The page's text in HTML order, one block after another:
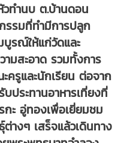
วทำนบ ต.บ้านดอน
รมที่ทำมีการปลูก
รณ์ให้แก่วัดและ
มสะอาด รวมทั้งการ
ครูและนักเรียน ต่อจาก
ประทานอาหารเที่ยงที่
กะ อู่ทองเพื่อเยี่ยมชม
างๆ เสร็จแล้วเดินทาง